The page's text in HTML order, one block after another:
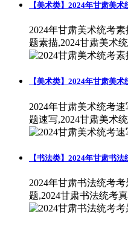
【美术类】2024年甘肃美
2024年甘肃美术统考
题素描,2024甘肃美术
【美术类】2024年甘肃美
2024年甘肃美术统考
题速写,2024甘肃美术
【书法类】2024年甘肃书法
2024年甘肃书法统考
题,2024甘肃书法统考真